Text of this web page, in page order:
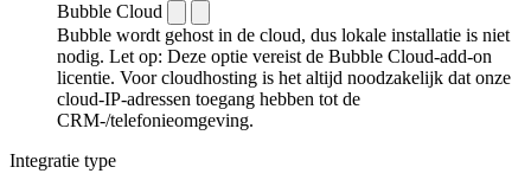
Bubble Cloud
Bubble wordt gehost in de cloud, dus lokale installatie is niet
nodig. Let op: Deze optie vereist de Bubble Cloud-add-on
licentie. Voor cloudhosting is het altijd noodzakelijk dat onze
cloud-IP-adressen toegang hebben tot de
CRM-/telefonieomgeving.
Integratie type